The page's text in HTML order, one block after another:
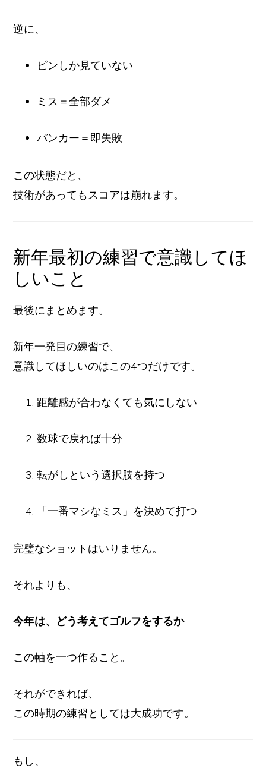
逆に、
ピンしか見ていない
ミス＝全部ダメ
バンカー＝即失敗
この状態だと、
技術があってもスコアは崩れます。
新年最初の練習で意識してほ
しいこと
最後にまとめます。
新年一発目の練習で、
意識してほしいのはこの4つだけです。
距離感が合わなくても気にしない
数球で戻れば十分
転がしという選択肢を持つ
「一番マシなミス」を決めて打つ
完璧なショットはいりません。
それよりも、
今年は、どう考えてゴルフをするか
この軸を一つ作ること。
それができれば、
この時期の練習としては大成功です。
もし、